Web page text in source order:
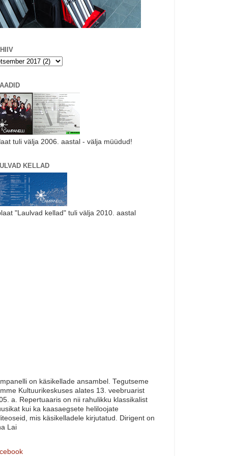
tuli välja 2006. aastal - välja müüdud!
KELLAD
"Laulvad kellad" tuli välja 2010. aastal
on käsikellade ansambel. Tegutseme
Kultuurikeskuses alates 13. veebruarist
a. Repertuaaris on nii rahulikku klassikalist
kui ka kaasaegsete heliloojate
mis käsikelladele kirjutatud. Dirigent on
Lai